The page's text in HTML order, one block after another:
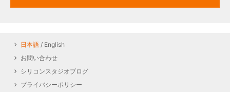
日本語 / English
お問い合わせ
シリコンスタジオブログ
プライバシーポリシー